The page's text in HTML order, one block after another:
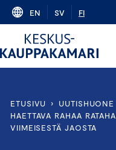
Skip
content
EN SV FI
ETUSIVU › UUTISHUONE
HAETTAVA RAHAA
VIIMEISESTÄ JAOSTA